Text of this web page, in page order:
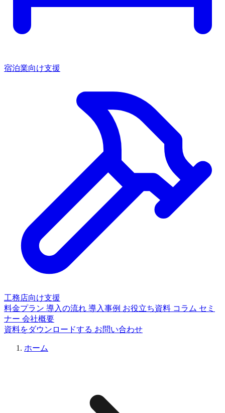
宿泊業向け支援
工務店向け支援
料金プラン 導入の流れ 導入事例 お役立ち資料 コラム セミ
ナー 会社概要
資料をダウンロードする お問い合わせ
ホーム